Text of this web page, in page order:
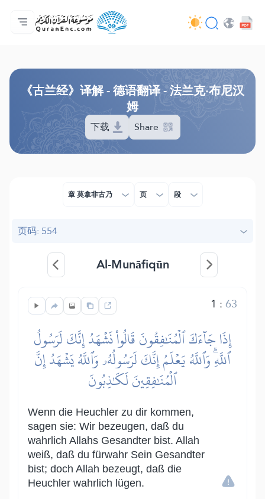
主页
译解目录
Audio
开发者服务 - API
关于此项目
联系我们
语言
《古兰经》译解 - 德语翻译 - 法兰克·布尼汉
姆
下载 Share
章 莫拿非古乃 页 段
页码: 554
Al-Munāfiqūn
1 :63
إِذَا جَآءَكَ ٱلۡمُنَٰفِقُونَ قَالُواْ نَشۡهَدُ إِنَّكَ لَرَسُولُ
ٱللَّهِۗ وَٱللَّهُ يَعۡلَمُ إِنَّكَ لَرَسُولُهُۥ وَٱللَّهُ يَشۡهَدُ إِنَّ
ٱلۡمُنَٰفِقِينَ لَكَٰذِبُونَ
Wenn die Heuchler zu dir kommen,
sagen sie: Wir bezeugen, daß du
wahrlich Allahs Gesandter bist. Allah
weiß, daß du fürwahr Sein Gesandter
bist; doch Allah bezeugt, daß die
Heuchler wahrlich lügen.